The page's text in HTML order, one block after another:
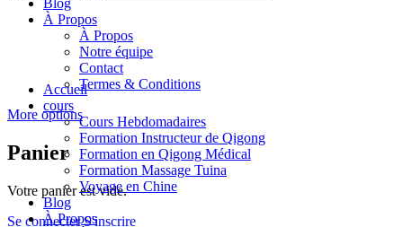
Blog
À Propos
À Propos
Notre équipe
Contact
Termes & Conditions
More options
Panier
Votre panier est vide.
Se connecter S'inscrire
Accueil
cours
Cours Hebdomadaires
Formation Instructeur de Qigong
Formation en Qigong Médical
Formation Massage Tuina
Voyage en Chine
Blog
À Propos